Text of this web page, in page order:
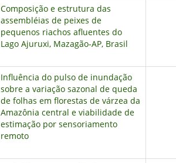
Composição e estrutura das
assembléias de peixes de
pequenos riachos afluentes do
Lago Ajuruxi, Mazagão-AP, Brasil
Influência do pulso de inundação
sobre a variação sazonal de queda
de folhas em florestas de várzea da
Amazônia central e viabilidade de
estimação por sensoriamento
remoto